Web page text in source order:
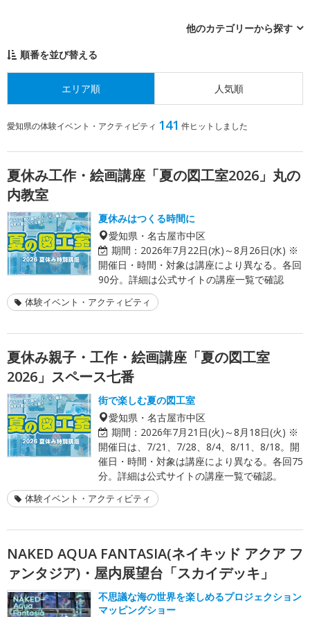
他のカテゴリーから探す
順番を並び替える
エリア順 人気順
愛知県の体験イベント・アクティビティ 141 件ヒットしました
夏休み工作・絵画講座「夏の図工室2026」丸の
内教室
夏休みはつくる時間に
愛知県・名古屋市中区
期間： 2026年7月22日(水)～8月26日(水) ※
開催日・時間・対象は講座により異なる。各回
90分。詳細は公式サイトの講座一覧で確認
体験イベント・アクティビティ
夏休み親子・工作・絵画講座「夏の図工室
2026」スペース七番
街で楽しむ夏の図工室
愛知県・名古屋市中区
期間： 2026年7月21日(火)～8月18日(火) ※
開催日は、7/21、7/28、8/4、8/11、8/18。開
催日・時間・対象は講座により異なる。各回75
分。詳細は公式サイトの講座一覧で確認。
体験イベント・アクティビティ
NAKED AQUA FANTASIA(ネイキッド アクア フ
ァンタジア)・屋内展望台「スカイデッキ」
不思議な海の世界を楽しめるプロジェクション
マッピングショー